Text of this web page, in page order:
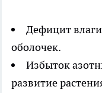
Дефицит
оболочек.
Избыток
развитие